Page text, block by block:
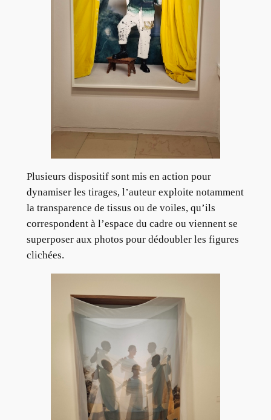
Plusieurs dispositif sont mis en action pour
dynamiser les tirages, l’auteur exploite notamment
la transparence de tissus ou de voiles, qu’ils
correspondent à l’espace du cadre ou viennent se
superposer aux photos pour dédoubler les figures
clichées.